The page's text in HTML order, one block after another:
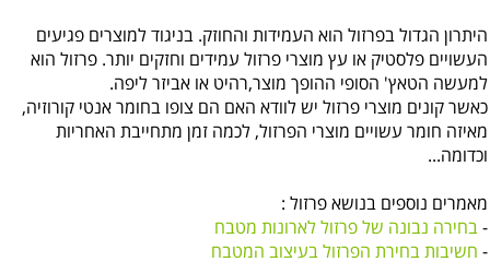
היתרון הגדול בפרזול הוא העמידות והחוזק. בניגוד למוצרים פגיעים
העשויים פלסטיק או עץ מוצרי פרזול עמידים וחזקים יותר. פרזול הוא
למעשה הטאץ' הסופי ההופך מוצר,רהיט או אביזר ליפה.
כאשר קונים מוצרי פרזול יש לוודא האם הם צופו בחומר אנטי קורוזיה,
מאיזה חומר עשויים מוצרי הפרזול, לכמה זמן מתחייבת האחריות
וכדומה...
מאמרים נוספים בנושא פרזול :
-בחירה נבונה של פרזול לארונות מטבח
- חשיבות בחירת הפרזול בעיצוב המטבח